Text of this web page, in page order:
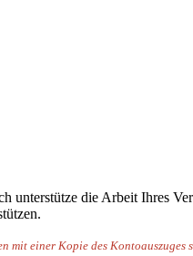
unterstütze die Arbeit Ihres
mit einer Kopie des